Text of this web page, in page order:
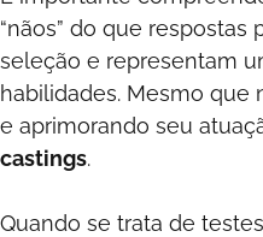
“nãos” do que respostas
seleção e representam
habilidades. Mesmo
e aprimorando seu
castings.
Quando se trata de